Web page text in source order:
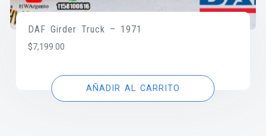
DAF Girder Truck – 1971
$7,199.00
AÑADIR AL CARRITO